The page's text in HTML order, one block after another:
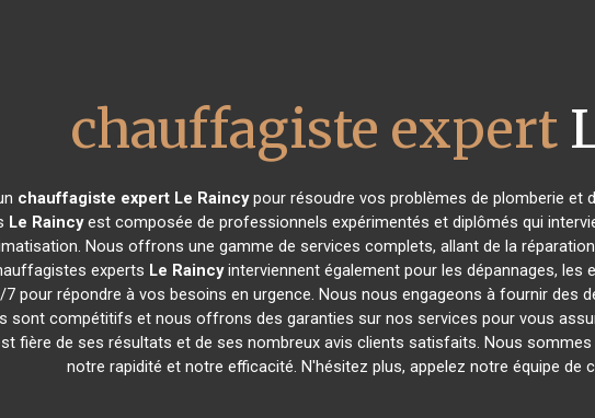
chauffagiste expert
chauffagiste expert Le Raincypour résoudre vos problèmes de plomberie et
Le Raincyest composée de professionnels expérimentés et diplômés qui
Nous offrons une gamme de services complets, allant de la
experts Le Raincyinterviennent également pour les dépannages,
pour répondre à vos besoins en urgence. Nous nous engageons à fournir des
sont compétitifs et nous offrons des garanties sur nos services pour vous
fière de ses résultats et de ses nombreux avis clients satisfaits. Nous
notre rapidité et notre efficacité. N'hésitez plus, appelez notre équipe de